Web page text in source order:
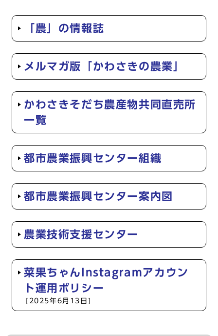
「農」の情報誌
メルマガ版「かわさきの農業」
かわさきそだち農産物共同直売所
一覧
都市農業振興センター組織
都市農業振興センター案内図
農業技術支援センター
菜果ちゃんInstagramアカウン
ト運用ポリシー
[2025年6月13日]